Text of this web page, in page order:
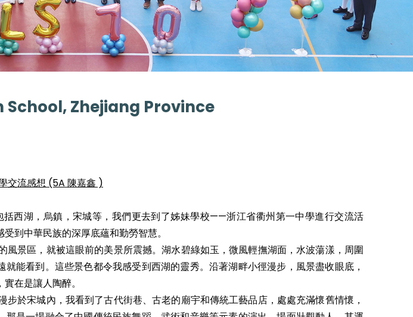
School, Zhejiang Province
交流感想 (5A 陳嘉鑫 )
西湖，烏鎮，宋城等，我們更去到了姊妹學校——浙江省衢州第一中學進行交流活
到中華民族的深厚底蘊和勤勞智慧。
景區，就被這眼前的美景所震撼。湖水碧綠如玉，微風輕撫湖面，水波蕩漾，周圍
能看到。這些景色都令我感受到西湖的靈秀。沿著湖畔小徑漫步，風景盡收眼底，
在是讓人陶醉。
於宋城內，我看到了古代街巷、古老的廟宇和傳統工藝品店，處處充滿懷舊情懷，